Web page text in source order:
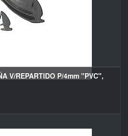
V/REPARTIDO P/4mm "PVC",